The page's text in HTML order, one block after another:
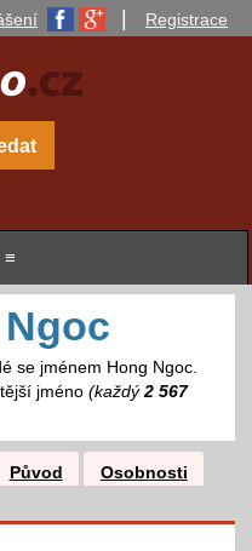
Registrace
≡
se jménem Hong Ngoc.
jméno (každý2 567
Původ
Osobnosti